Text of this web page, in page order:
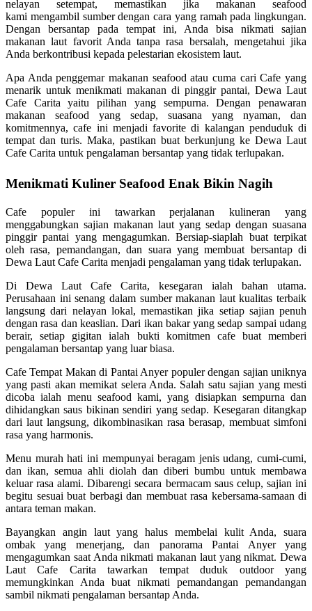
nelayan setempat, memastikan jika makanan seafood
kami mengambil sumber dengan cara yang ramah pada lingkungan.
Dengan bersantap pada tempat ini, Anda bisa nikmati sajian
makanan laut favorit Anda tanpa rasa bersalah, mengetahui jika
Anda berkontribusi kepada pelestarian ekosistem laut.
Apa Anda penggemar makanan seafood atau cuma cari Cafe yang
menarik untuk menikmati makanan di pinggir pantai, Dewa Laut
Cafe Carita yaitu pilihan yang sempurna. Dengan penawaran
makanan seafood yang sedap, suasana yang nyaman, dan
komitmennya, cafe ini menjadi favorite di kalangan penduduk di
tempat dan turis. Maka, pastikan buat berkunjung ke Dewa Laut
Cafe Carita untuk pengalaman bersantap yang tidak terlupakan.
Menikmati Kuliner Seafood Enak Bikin Nagih
Cafe populer ini tawarkan perjalanan kulineran yang
menggabungkan sajian makanan laut yang sedap dengan suasana
pinggir pantai yang mengagumkan. Bersiap-siaplah buat terpikat
oleh rasa, pemandangan, dan suara yang membuat bersantap di
Dewa Laut Cafe Carita menjadi pengalaman yang tidak terlupakan.
Di Dewa Laut Cafe Carita, kesegaran ialah bahan utama.
Perusahaan ini senang dalam sumber makanan laut kualitas terbaik
langsung dari nelayan lokal, memastikan jika setiap sajian penuh
dengan rasa dan keaslian. Dari ikan bakar yang sedap sampai udang
berair, setiap gigitan ialah bukti komitmen cafe buat memberi
pengalaman bersantap yang luar biasa.
Cafe Tempat Makan di Pantai Anyer populer dengan sajian uniknya
yang pasti akan memikat selera Anda. Salah satu sajian yang mesti
dicoba ialah menu seafood kami, yang disiapkan sempurna dan
dihidangkan saus bikinan sendiri yang sedap. Kesegaran ditangkap
dari laut langsung, dikombinasikan rasa berasap, membuat simfoni
rasa yang harmonis.
Menu murah hati ini mempunyai beragam jenis udang, cumi-cumi,
dan ikan, semua ahli diolah dan diberi bumbu untuk membawa
keluar rasa alami. Dibarengi secara bermacam saus celup, sajian ini
begitu sesuai buat berbagi dan membuat rasa kebersama-samaan di
antara teman makan.
Bayangkan angin laut yang halus membelai kulit Anda, suara
ombak yang menerjang, dan panorama Pantai Anyer yang
mengagumkan saat Anda nikmati makanan laut yang nikmat. Dewa
Laut Cafe Carita tawarkan tempat duduk outdoor yang
memungkinkan Anda buat nikmati pemandangan pemandangan
sambil nikmati pengalaman bersantap Anda.